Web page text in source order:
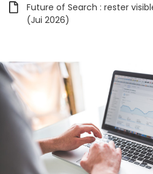
Future of Search : rester
(Jui 2026)